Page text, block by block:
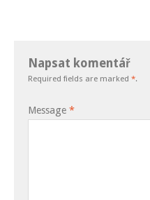
Napsat komentář
Required fields are marked *.
Message *